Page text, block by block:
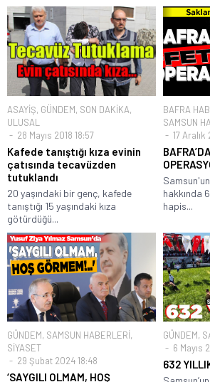
ASAYİŞ, GÜNDEM, SON DAKİKA,
ULUSAL
28 Mayıs 2018 18:57
Kafede tanıştığı kıza evinin
çatısında tecavüzden
tutuklandı
20 yaşındaki bir genç, kafede
tanıştığı 15 yaşındaki kıza
götürdüğü...
BAFRA
SAMSUN
17 Aralık
hakkında
hapis...
GÜNDEM, SAMSUN HABERLERİ,
SİYASET
29 Şubat 2024 18:48
‘SAYGILI OLMAM, HOŞ
GÜNDEM,
6 Mayıs
632